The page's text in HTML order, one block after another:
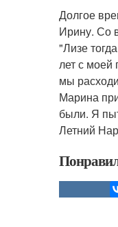
Долгое
Ирину. Со
"Лизе
лет с моей
мы
Марина
были. Я
Летний